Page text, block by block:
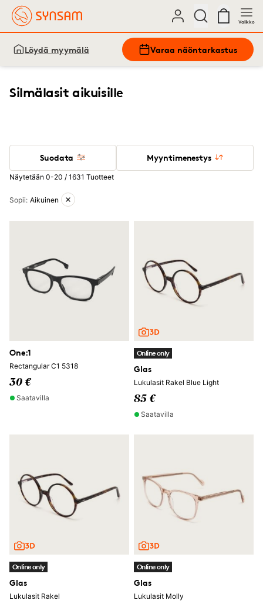
Valikko
Löydä myymälä Varaa näöntarkastus
Silmälasit aikuisille
Suodata Myyntimenestys
Näytetään 0-20 / 1631 Tuotteet
Aktiiviset suodattimet
Sopii: Aikuinen
One:1
Rectangular C1 5318
30 €
Saatavilla
Online only
Glas
Lukulasit Rakel Blue Light
85 €
Saatavilla
Online only
Glas
Lukulasit Rakel
Online only
Glas
Lukulasit Molly